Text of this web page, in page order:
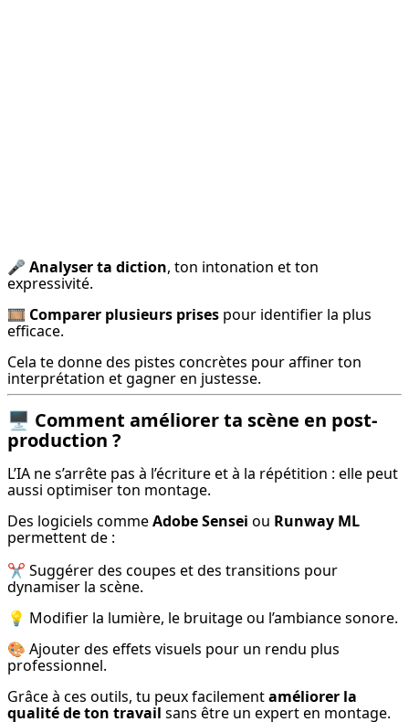
🎤 Analyser ta diction, ton intonation et ton
expressivité.
🎞 Comparer plusieurs prises pour identifier la plus
efficace.
Cela te donne des pistes concrètes pour affiner ton
interprétation et gagner en justesse.
🖥 Comment améliorer ta scène en post-
production ?
L’IA ne s’arrête pas à l’écriture et à la répétition : elle peut
aussi optimiser ton montage.
Des logiciels comme Adobe Sensei ou Runway ML
permettent de :
✂ Suggérer des coupes et des transitions pour
dynamiser la scène.
💡 Modifier la lumière, le bruitage ou l’ambiance sonore.
🎨 Ajouter des effets visuels pour un rendu plus
professionnel.
Grâce à ces outils, tu peux facilement améliorer la
qualité de ton travail sans être un expert en montage.